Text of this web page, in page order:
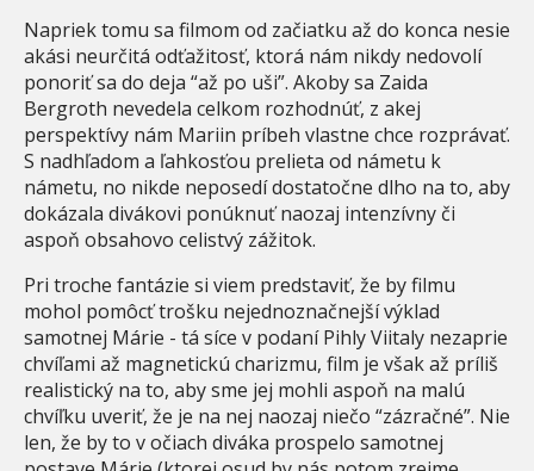
Napriek tomu sa filmom od začiatku až do konca nesie
akási neurčitá odťažitosť, ktorá nám nikdy nedovolí
ponoriť sa do deja “až po uši”. Akoby sa Zaida
Bergroth nevedela celkom rozhodnúť, z akej
perspektívy nám Mariin príbeh vlastne chce rozprávať.
S nadhľadom a ľahkosťou prelieta od námetu k
námetu, no nikde neposedí dostatočne dlho na to, aby
dokázala divákovi ponúknuť naozaj intenzívny či
aspoň obsahovo celistvý zážitok.
Pri troche fantázie si viem predstaviť, že by filmu
mohol pomôcť trošku nejednoznačnejší výklad
samotnej Márie - tá síce v podaní Pihly Viitaly nezaprie
chvíľami až magnetickú charizmu, film je však až príliš
realistický na to, aby sme jej mohli aspoň na malú
chvíľku uveriť, že je na nej naozaj niečo “zázračné”. Nie
len, že by to v očiach diváka prospelo samotnej